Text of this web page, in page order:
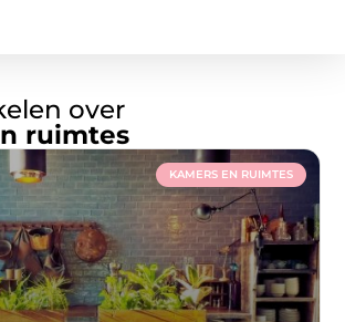
over
ruimtes
KAMERS EN RUIMTES